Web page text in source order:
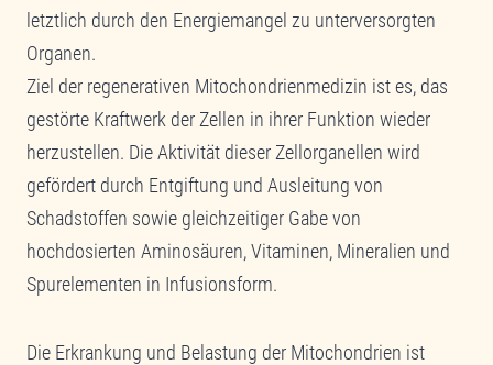
letztlich durch den Energiemangel zu unterversorgten
Organen.
Ziel der regenerativen Mitochondrienmedizin ist es, das
gestörte Kraftwerk der Zellen in ihrer Funktion wieder
herzustellen. Die Aktivität dieser Zellorganellen wird
gefördert durch Entgiftung und Ausleitung von
Schadstoffen sowie gleichzeitiger Gabe von
hochdosierten Aminosäuren, Vitaminen, Mineralien und
Spurelementen in Infusionsform.
Die Erkrankung und Belastung der Mitochondrien ist